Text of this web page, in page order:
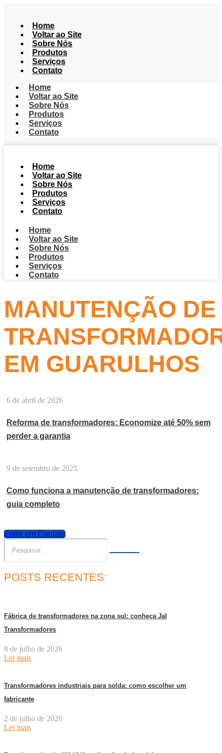
Home
Voltar ao Site
Sobre Nós
Produtos
Serviços
Contato
Home
Voltar ao Site
Sobre Nós
Produtos
Serviços
Contato
Home
Voltar ao Site
Sobre Nós
Produtos
Serviços
Contato
Home
Voltar ao Site
Sobre Nós
Produtos
Serviços
Contato
MANUTENÇÃO DE
EM GUARULHOS
6 de abril de 2026
Reforma de transformadores: Economize até 50% sem
perder a garantia
9 de setembro de 2025
Como funciona a manutenção de transformadores:
guia completo
Entre em Contato
POSTS RECENTES:
Fábrica de transformadores na zona sul: conheça Jal
Transformadores
8 de julho de 2026
Ler mais
Transformadores industriais para solda: como escolher um
fabricante
2 de julho de 2026
Ler mais